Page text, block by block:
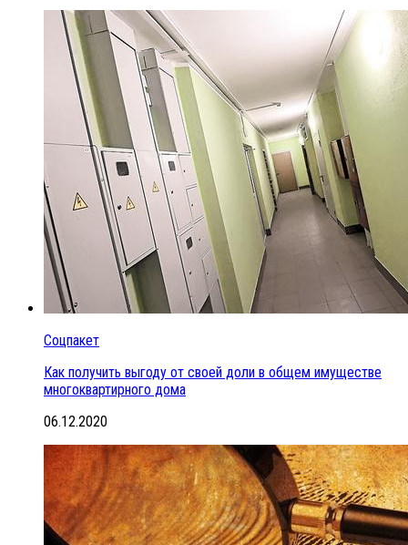
Соцпакет
Как получить выгоду от своей доли в общем имуществе
многоквартирного дома
06.12.2020